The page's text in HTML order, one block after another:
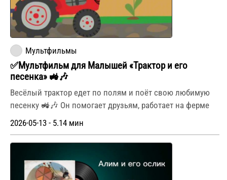
Мультфильмы
✅Мультфильм для Малышей «Трактор и его
песенка» 🚜🎶
Весёлый трактор едет по полям и поёт свою любимую
песенку 🚜🎶 Он помогает друзьям, работает на ферме
2026-05-13 - 5.14 мин